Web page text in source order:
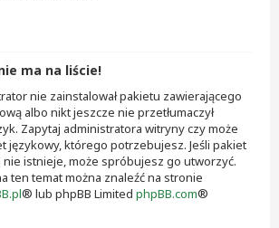
ma na liście!
nie zainstalował pakietu zawierającego
albo nikt jeszcze nie przetłumaczył
Zapytaj administratora witryny czy może
językowy, którego potrzebujesz. Jeśli pakiet
istnieje, może spróbujesz go utworzyć.
ten temat można znaleźć na stronie
® lub phpBB Limited phpBB.com®